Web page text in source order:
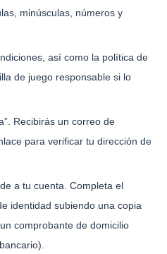
minúsculas, números y
así como la política de
de juego responsable si lo
Recibirás un correo de
para verificar tu dirección de
a tu cuenta. Completa el
identidad subiendo una copia
comprobante de domicilio